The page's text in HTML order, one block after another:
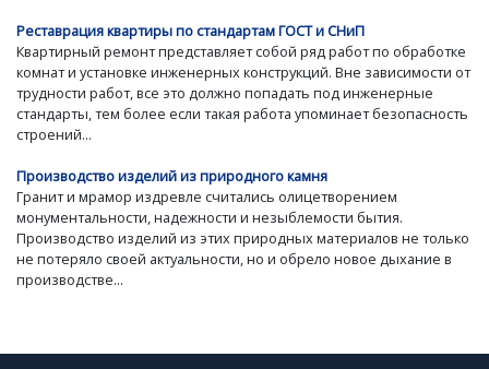
Реставрация квартиры по стандартам ГОСТ и СНиП
Квартирный ремонт представляет собой ряд работ по обработке
комнат и установке инженерных конструкций. Вне зависимости от
трудности работ, все это должно попадать под инженерные
стандарты, тем более если такая работа упоминает безопасность
строений...
Производство изделий из природного камня
Гранит и мрамор издревле считались олицетворением
монументальности, надежности и незыблемости бытия.
Производство изделий из этих природных материалов не только
не потеряло своей актуальности, но и обрело новое дыхание в
производстве...